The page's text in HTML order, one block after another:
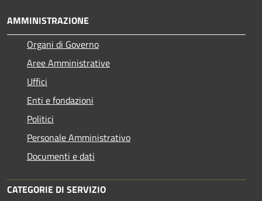
AMMINISTRAZIONE
Organi di Governo
Aree Amministrative
Uffici
Enti e fondazioni
Politici
Personale Amministrativo
Documenti e dati
CATEGORIE DI SERVIZIO